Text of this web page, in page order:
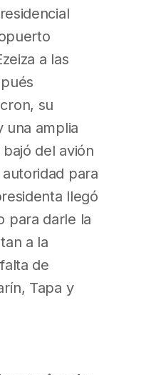
a las
su
una amplia
del avión
para
llegó
para darle la
a la
de
Tapa y